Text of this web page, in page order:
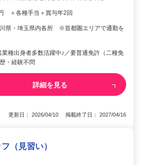
＋各種手当＋賞与年2回
県・埼玉県内各所 ※首都圏エリアで通勤を
業種出身者多数活躍中♪／要普通免許（二種免
・経験不問
詳細を見る
更新日： 2026/04/10 掲載終了日： 2027/04/16
（見習い）